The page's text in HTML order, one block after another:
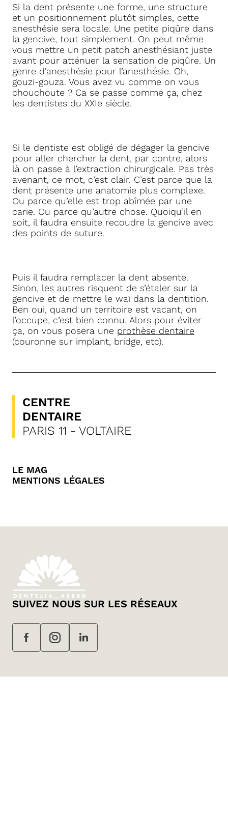
Si la dent présente une forme, une structure
et un positionnement plutôt simples, cette
anesthésie sera locale. Une petite piqûre dans
la gencive, tout simplement. On peut même
vous mettre un petit patch anesthésiant juste
avant pour atténuer la sensation de piqûre. Un
genre d’anesthésie pour l’anesthésie. Oh,
gouzi-gouza. Vous avez vu comme on vous
chouchoute ? Ca se passe comme ça, chez
les dentistes du XXIe siècle.
Si le dentiste est obligé de dégager la gencive
pour aller chercher la dent, par contre, alors
là on passe à l’extraction chirurgicale. Pas très
avenant, ce mot, c’est clair. C’est parce que la
dent présente une anatomie plus complexe.
Ou parce qu’elle est trop abîmée par une
carie. Ou parce qu’autre chose. Quoiqu’il en
soit, il faudra ensuite recoudre la gencive avec
des points de suture.
Puis il faudra remplacer la dent absente.
Sinon, les autres risquent de s’étaler sur la
gencive et de mettre le waï dans la dentition.
Ben oui, quand un territoire est vacant, on
l’occupe, c’est bien connu. Alors pour éviter
ça, on vous posera une prothèse dentaire
(couronne sur implant, bridge, etc).
CENTRE
DENTAIRE
PARIS 11 - VOLTAIRE
LE MAG
MENTIONS LÉGALES
SUIVEZ NOUS SUR LES RÉSEAUX